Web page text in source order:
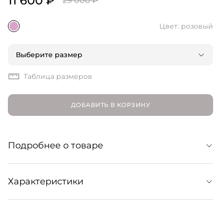
Цвет: розовый
Выберите размер
Таблица размеров
ДОБАВИТЬ В КОРЗИНУ
Подробнее о товаре
Топ из легкого бленда вискозы и льна. Лаконичный
силуэт обыгран нетривиальными деталями кроя:
высоким квадратным вырезом и потайной застежкой
Характеристики